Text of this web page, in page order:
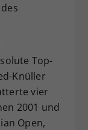
Top-
Knüller
vier
2001 und
Open,